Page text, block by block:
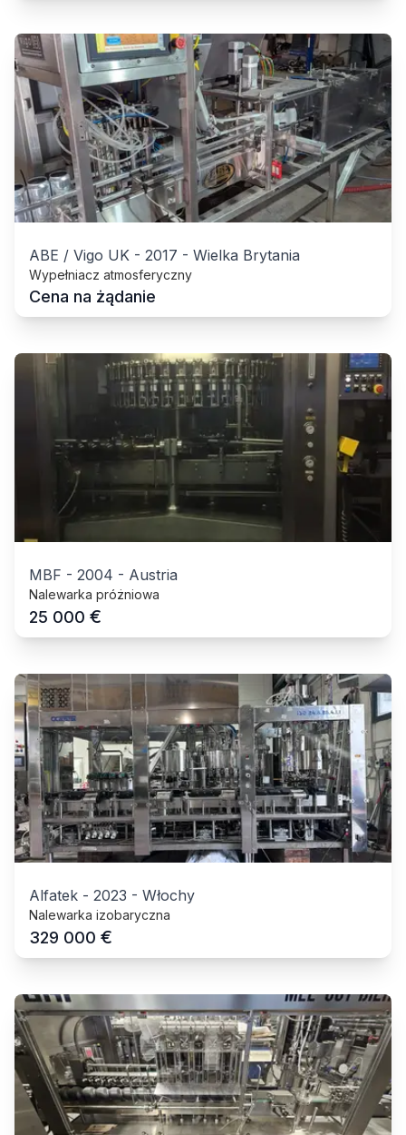
ABE / Vigo UK - 2017 - Wielka Brytania
Wypełniacz atmosferyczny
Cena na żądanie
MBF - 2004 - Austria
Nalewarka próżniowa
25 000 €
Alfatek - 2023 - Włochy
Nalewarka izobaryczna
329 000 €